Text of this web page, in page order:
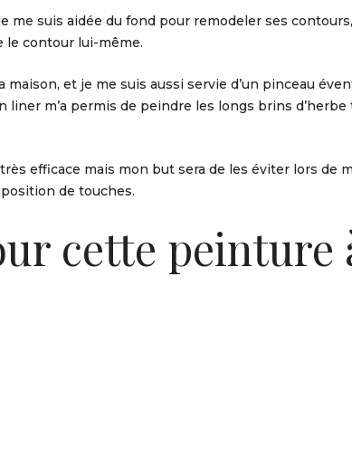
me suis aidée du fond pour remodeler ses
le contour lui-même.
et je me suis aussi servie d’un pinceau
liner m’a permis de peindre les longs brins d’herbe
efficace mais mon but sera de les éviter lors de
de touches.
cette peinture